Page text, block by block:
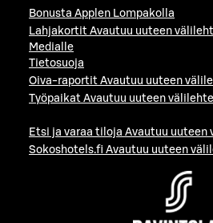
Bonusta Applen Lompakolla
Lahjakortit Avautuu uuteen
Medialle
Tietosuoja
Oiva-raportit Avautuu uuteen
Työpaikat Avautuu uuteen
Etsi ja varaa tiloja Avautuu uuteen
Sokoshotels.fi Avautuu uuteen